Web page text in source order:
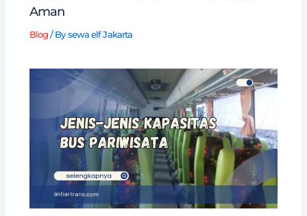
Aman
Blog/ By sewa elf Jakarta